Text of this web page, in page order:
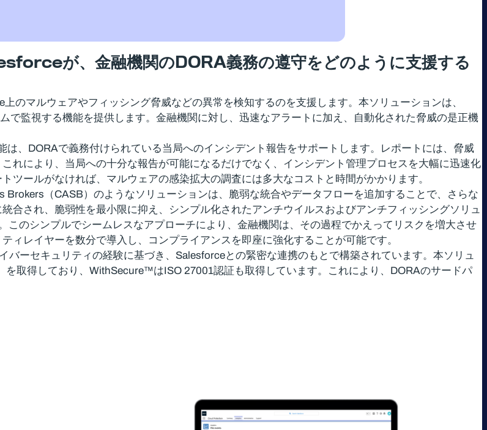
が、金融機関の DORA義務の遵守をどのように支援する
マルウェアやフィッシング脅威などの異常を検知するのを支援します。本ソリューションは、
で監視する機能を提供します。金融機関に対し、迅速なアラートに加え、自動化された脅威の是正機
、DORAで義務付けられている当局へのインシデント報告をサポートします。レポートには、脅威
れにより、当局への十分な報告が可能になるだけでなく、インシデント管理プロセスを大幅に迅速化
ツールがなければ、マルウェアの感染拡大の調査には多大なコストと時間がかかります。
（CASB）のようなソリューションは、脆弱な統合やデータフローを追加することで、さらな
合され、脆弱性を最小限に抑え、シンプル化されたアンチウイルスおよびアンチフィッシングソリュ
このシンプルでシームレスなアプローチにより、金融機関は、その過程でかえってリスクを増大させ
ィレイヤーを数分で導入し、コンプライアンスを即座に強化することが可能です。
ーセキュリティの経験に基づき、Salesforceとの緊密な連携のもとで構築されています。本ソリュ
取得しており、WithSecure™はISO 27001認証も取得しています。これにより、DORAのサードパ